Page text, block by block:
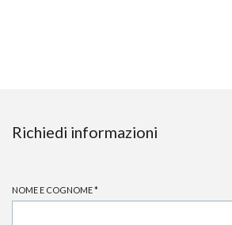
Richiedi informazioni
NOME E COGNOME*